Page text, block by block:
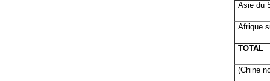
Asie du
Afrique
TOTAL
(Chine